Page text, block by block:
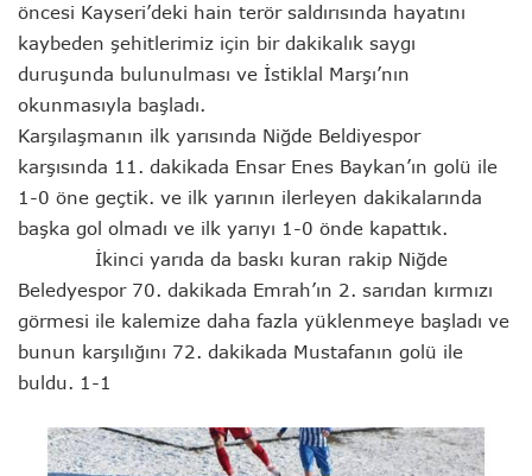
öncesi Kayseri’deki hain terör saldırısında hayatını
kaybeden şehitlerimiz için bir dakikalık saygı
duruşunda bulunulması ve İstiklal Marşı’nın
okunmasıyla başladı.
Karşılaşmanın ilk yarısında Niğde Beldiyespor
karşısında 11. dakikada Ensar Enes Baykan’ın golü ile
1-0 öne geçtik. ve ilk yarının ilerleyen dakikalarında
başka gol olmadı ve ilk yarıyı 1-0 önde kapattık.
İkinci yarıda da baskı kuran rakip Niğde
Beledyespor 70. dakikada Emrah’ın 2. sarıdan kırmızı
görmesi ile kalemize daha fazla yüklenmeye başladı ve
bunun karşılığını 72. dakikada Mustafanın golü ile
buldu. 1-1